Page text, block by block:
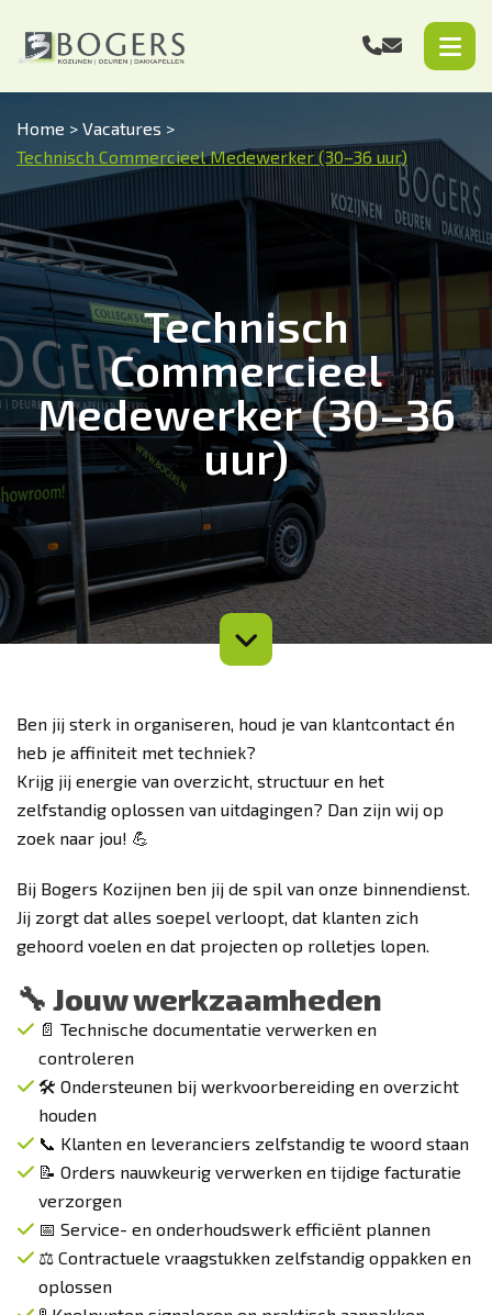
Home > Vacatures >
Technisch Commercieel Medewerker (30–36 uur)
Technisch
Commercieel
Medewerker (30–36
uur)
Ben jij sterk in organiseren, houd je van klantcontact én
heb je affiniteit met techniek?
Krijg jij energie van overzicht, structuur en het
zelfstandig oplossen van uitdagingen? Dan zijn wij op
zoek naar jou! 💪
Bij Bogers Kozijnen ben jij de spil van onze binnendienst.
Jij zorgt dat alles soepel verloopt, dat klanten zich
gehoord voelen en dat projecten op rolletjes lopen.
🔧 Jouw werkzaamheden
📄 Technische documentatie verwerken en
controleren
🛠️ Ondersteunen bij werkvoorbereiding en overzicht
houden
📞 Klanten en leveranciers zelfstandig te woord staan
📝 Orders nauwkeurig verwerken en tijdige facturatie
verzorgen
📅 Service- en onderhoudswerk efficiënt plannen
⚖️ Contractuele vraagstukken zelfstandig oppakken en
oplossen